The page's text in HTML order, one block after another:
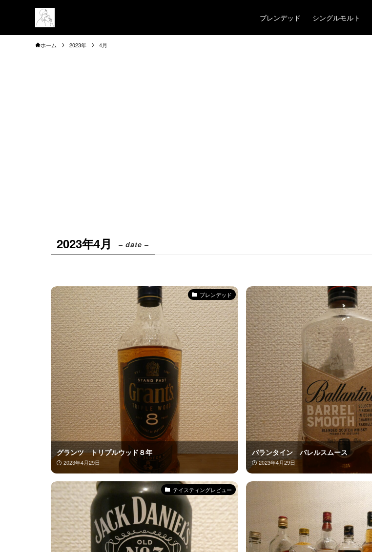
ブレンデッド シングルモルト
ホーム 2023年 4月
2023年4月 – date –
ブレンデッド
グランツ トリプルウッド８年
2023年4月29日
バランタイン バレルスムース
2023年4月29日
テイスティングレビュー